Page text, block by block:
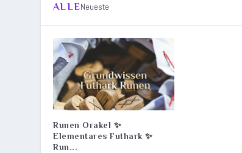
ALLENeueste
Runen Orakel ✨
Elementares Futhark ✨
Run...